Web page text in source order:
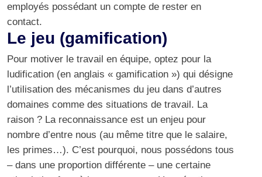
employés possédant un compte de rester en
contact.
Le jeu (gamification)
Pour motiver le travail en équipe, optez pour la
ludification (en anglais « gamification ») qui désigne
l’utilisation des mécanismes du jeu dans d’autres
domaines comme des situations de travail. La
raison ? La reconnaissance est un enjeu pour
nombre d’entre nous (au même titre que le salaire,
les primes…). C’est pourquoi, nous possédons tous
– dans une proportion différente – une certaine